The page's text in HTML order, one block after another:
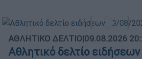
ΑΘΛΗΤΙΚΟ ΔΕΛΤΙΟ|09.08.2026
Αθλητικό δελτίο